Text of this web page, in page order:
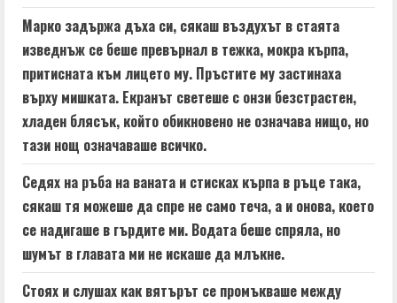
Марко задържа дъха си, сякаш въздухът в стаята
изведнъж се беше превърнал в тежка, мокра кърпа,
притисната към лицето му. Пръстите му застинаха
върху мишката. Екранът светеше с онзи безстрастен,
хладен блясък, който обикновено не означава нищо, но
тази нощ означаваше всичко.
Седях на ръба на ваната и стисках кърпа в ръце така,
сякаш тя можеше да спре не само теча, а и онова, което
се надигаше в гърдите ми. Водата беше спряла, но
шумът в главата ми не искаше да млъкне.
Стоях и слушах как вятърът се промъкваше между